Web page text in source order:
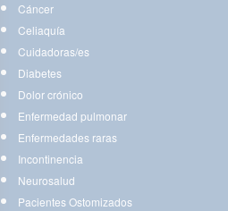
Cáncer
Celiaquía
Cuidadoras/es
Diabetes
Dolor crónico
Enfermedad pulmonar
Enfermedades raras
Incontinencia
Neurosalud
Pacientes Ostomizados